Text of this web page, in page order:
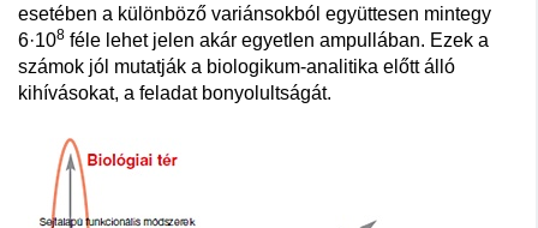
esetében a különböző variánsokból együttesen mintegy
6·108 féle lehet jelen akár egyetlen ampullában. Ezek a
számok jól mutatják a biologikum-analitika előtt álló
kihívásokat, a feladat bonyolultságát.